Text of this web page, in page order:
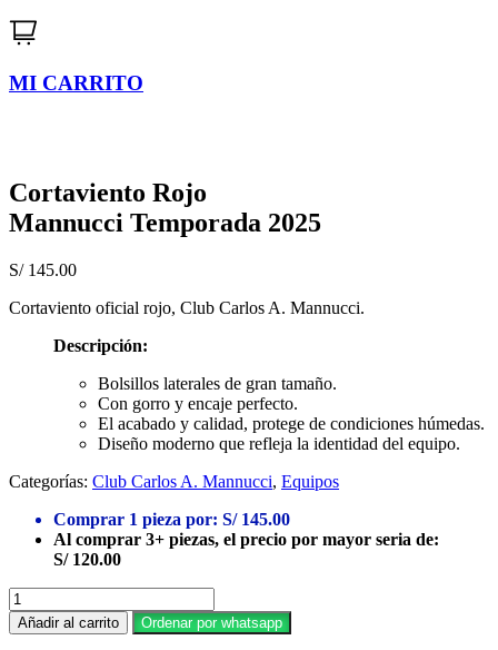
MI CARRITO
Cortaviento Rojo
Mannucci Temporada 2025
S/145.00
Cortaviento oficial rojo, Club Carlos A. Mannucci.
Descripción:
Bolsillos laterales de gran tamaño.
Con gorro y encaje perfecto.
El acabado y calidad, protege de condiciones húmedas.
Diseño moderno que refleja la identidad del equipo.
Categorías: Club Carlos A. Mannucci, Equipos
Comprar 1 pieza por: S/145.00
Al comprar 3+ piezas, el precio por mayor seria de:
S/120.00
Cortaviento
Rojo
Mannucci
Añadir al carrito Ordenar por whatsapp